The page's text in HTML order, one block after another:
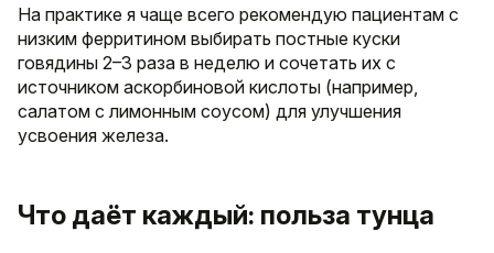
На практике я чаще всего рекомендую пациентам с
низким ферритином выбирать постные куски
говядины 2–3 раза в неделю и сочетать их с
источником аскорбиновой кислоты (например,
салатом с лимонным соусом) для улучшения
усвоения железа.
Что даёт каждый: польза тунца